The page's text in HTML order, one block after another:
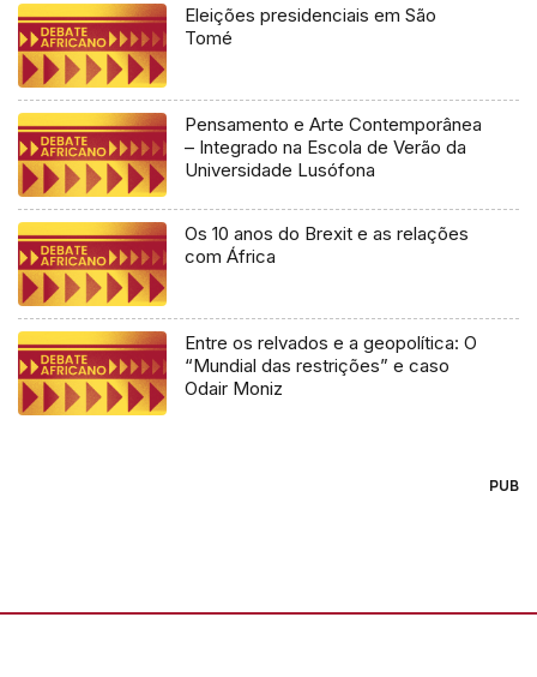
Eleições presidenciais em São
Tomé
Pensamento e Arte Contemporânea
– Integrado na Escola de Verão da
Universidade Lusófona
Os 10 anos do Brexit e as relações
com África
Entre os relvados e a geopolítica: O
“Mundial das restrições” e caso
Odair Moniz
PUB